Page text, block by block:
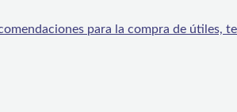
para la compra de útiles,